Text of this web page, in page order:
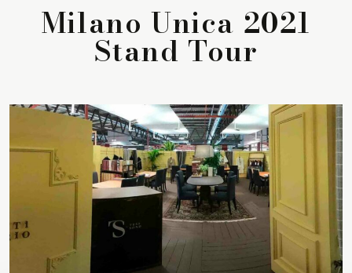
Milano Unica 2021
Stand Tour
The labels
Our history
Share our fabrics
THE FABRICS
The season Fall/Winter